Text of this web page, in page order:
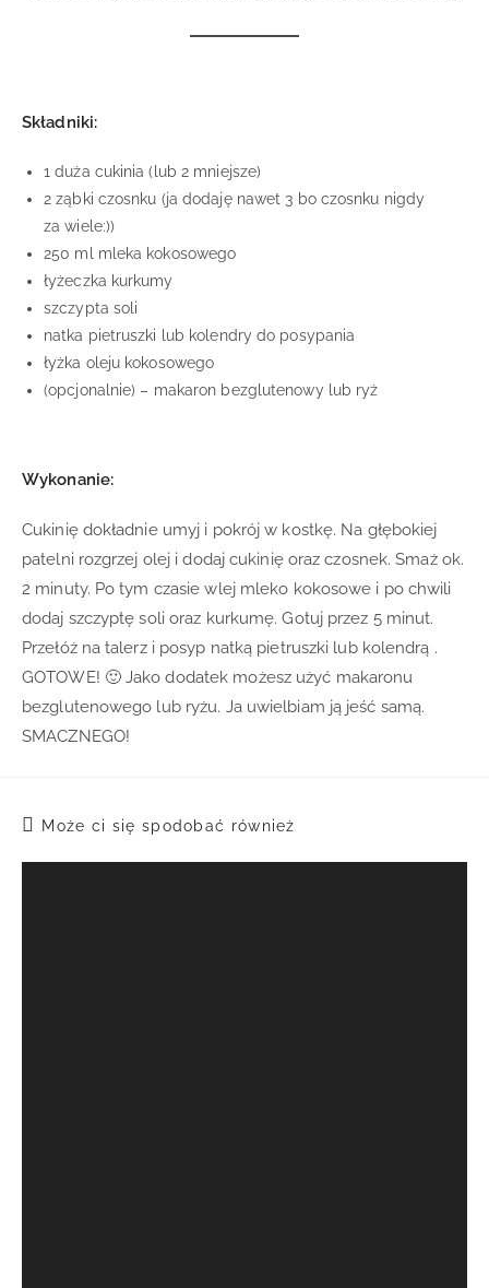
Składniki:
1 duża cukinia (lub 2 mniejsze)
2 ząbki czosnku (ja dodaję nawet 3 bo czosnku nigdy
za wiele:))
250 ml mleka kokosowego
łyżeczka kurkumy
szczypta soli
natka pietruszki lub kolendry do posypania
łyżka oleju kokosowego
(opcjonalnie) – makaron bezglutenowy lub ryż
Wykonanie:
Cukinię dokładnie umyj i pokrój w kostkę. Na głębokiej
patelni rozgrzej olej i dodaj cukinię oraz czosnek. Smaż ok.
2 minuty. Po tym czasie wlej mleko kokosowe i po chwili
dodaj szczyptę soli oraz kurkumę. Gotuj przez 5 minut.
Przełóż na talerz i posyp natką pietruszki lub kolendrą .
GOTOWE! 🙂 Jako dodatek możesz użyć makaronu
bezglutenowego lub ryżu. Ja uwielbiam ją jeść samą.
SMACZNEGO!
Może ci się spodobać również